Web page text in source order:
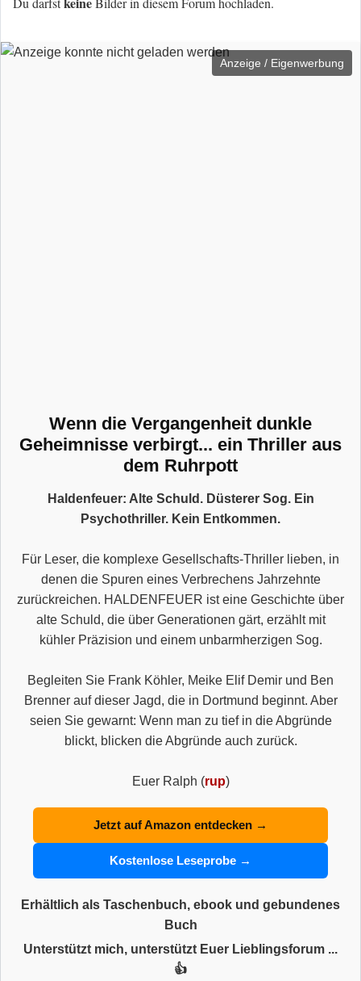
Anzeige / Eigenwerbung
Wenn die Vergangenheit dunkle
Geheimnisse verbirgt... ein Thriller aus
dem Ruhrpott
Haldenfeuer: Alte Schuld. Düsterer Sog. Ein
Psychothriller. Kein Entkommen.
Für Leser, die komplexe Gesellschafts-Thriller lieben, in
denen die Spuren eines Verbrechens Jahrzehnte
zurückreichen. HALDENFEUER ist eine Geschichte über
alte Schuld, die über Generationen gärt, erzählt mit
kühler Präzision und einem unbarmherzigen Sog.
Begleiten Sie Frank Köhler, Meike Elif Demir und Ben
Brenner auf dieser Jagd, die in Dortmund beginnt. Aber
seien Sie gewarnt: Wenn man zu tief in die Abgründe
blickt, blicken die Abgründe auch zurück.
Euer Ralph (rup)
Jetzt auf Amazon entdecken →
Kostenlose Leseprobe →
Erhältlich als Taschenbuch, ebook und gebundenes
Buch
Unterstützt mich, unterstützt Euer Lieblingsforum ...
👍